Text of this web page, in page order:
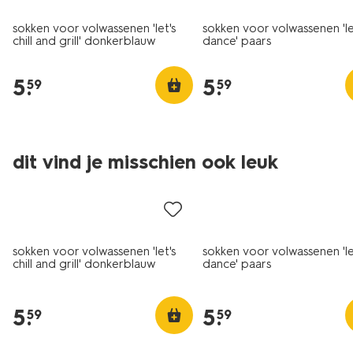
sokken voor volwassenen 'let's
chill and grill' donkerblauw
5.
59
sokken voor volwassenen
dance' paars
5.
59
dit vind je misschien ook leuk
sokken voor volwassenen 'let's
chill and grill' donkerblauw
5.
59
sokken voor volwassenen
dance' paars
5.
59